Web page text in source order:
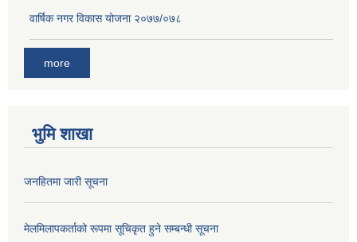
वार्षिक नगर विकास योजना २०७७/०७८
more
भुमि शाखा
जनहितमा जारी सूचना
मेलमिलापकर्ताको रूपमा सूचिकृत हुने सम्बन्धी सूचना